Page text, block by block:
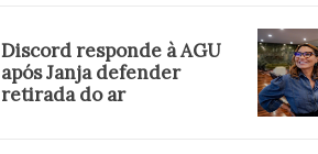
Discord responde à AGU
após Janja defender
retirada do ar